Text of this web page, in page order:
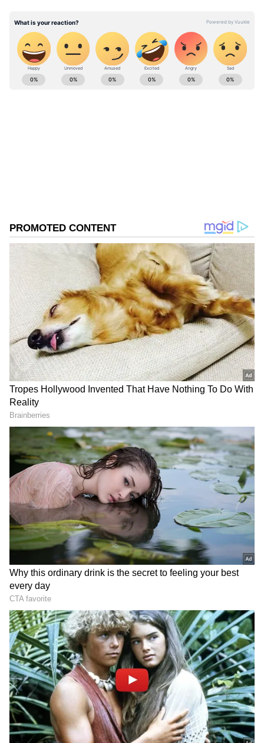
గ‌త శుక్ర‌వారం రైల్వేశాఖ మైసూర్ పాలకుడి పేరు మీద ఉన్న
రైలు టిప్పు సూపర్‌ఫాస్ట్ పేరును వడయార్ ఎక్స్‌ప్రెస్‌గా
మార్చింది. ఈ రైలు పేరు మార్పుపై కర్ణాటకలో రాజకీయ
దుమారం చెలరేగింది. సమాజంలో విద్వేషాలు పెంచేందుకు
బీజేపీ రాజకీయాలు చేస్తోందని కాంగ్రెస్ ఆరోపించింది. ఈ
రైలు పేరు మార్చాలంటూ మైసూరు బీజేపీ ఎంపీ ప్రతాప్
సింహా రైల్వే శాఖకు జూలైలో లేఖ రాయడంతో రైల్వే శాఖ ఈ
నిర్ణ‌యం తీసుకుంది. ఆయ‌న రైల్వే మంత్రికి చేసిన
విజ్ఞప్తిలో.. వడయార్లు తమ రాజ్యంలో రైల్వే మౌలిక
సదుపాయాలకు విపరీతంగా సహకరించార‌ని పేర్కొన్నారు.
మ‌రోసారి డీఎంకే అధ్యక్షుడిగా ఎంకే స్టాలిన్.. రెండోసారి
ఏకగ్రీవం
ABOUT THE AUTHOR
DOWNLOAD APP
RECOMMENDED STORIES
తమిళనాడు బడ్జెట్ విజయ్
వెనకా, ముందు ఎస్కార్ట్ రైళ్లు..